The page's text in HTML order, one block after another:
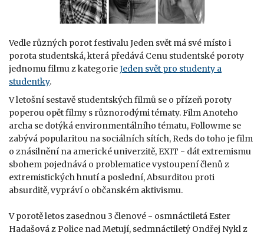
Vedle různých porot festivalu Jeden svět má své místo i
porota studentská, která předává Cenu studentské poroty
jednomu filmu z kategorieJeden svět pro studenty a
studentky.
V letošní sestavě studentských filmů se o přízeň poroty
poperou opět filmy s různorodými tématy. Film Anoteho
archa se dotýká environmentálního tématu, Followme se
zabývá popularitou na sociálních sítích, Reds do toho je film
o znásilnění na americké univerzitě, EXIT - dát extremismu
sbohem pojednává o problematice vystoupení členů z
extremistických hnutí a poslední, Absurditou proti
absurditě, vypráví o občanském aktivismu.
V porotě letos zasednou 3 členové - osmnáctiletá Ester
Hadašová z Police nad Metují, sedmnáctiletý Ondřej Nykl z